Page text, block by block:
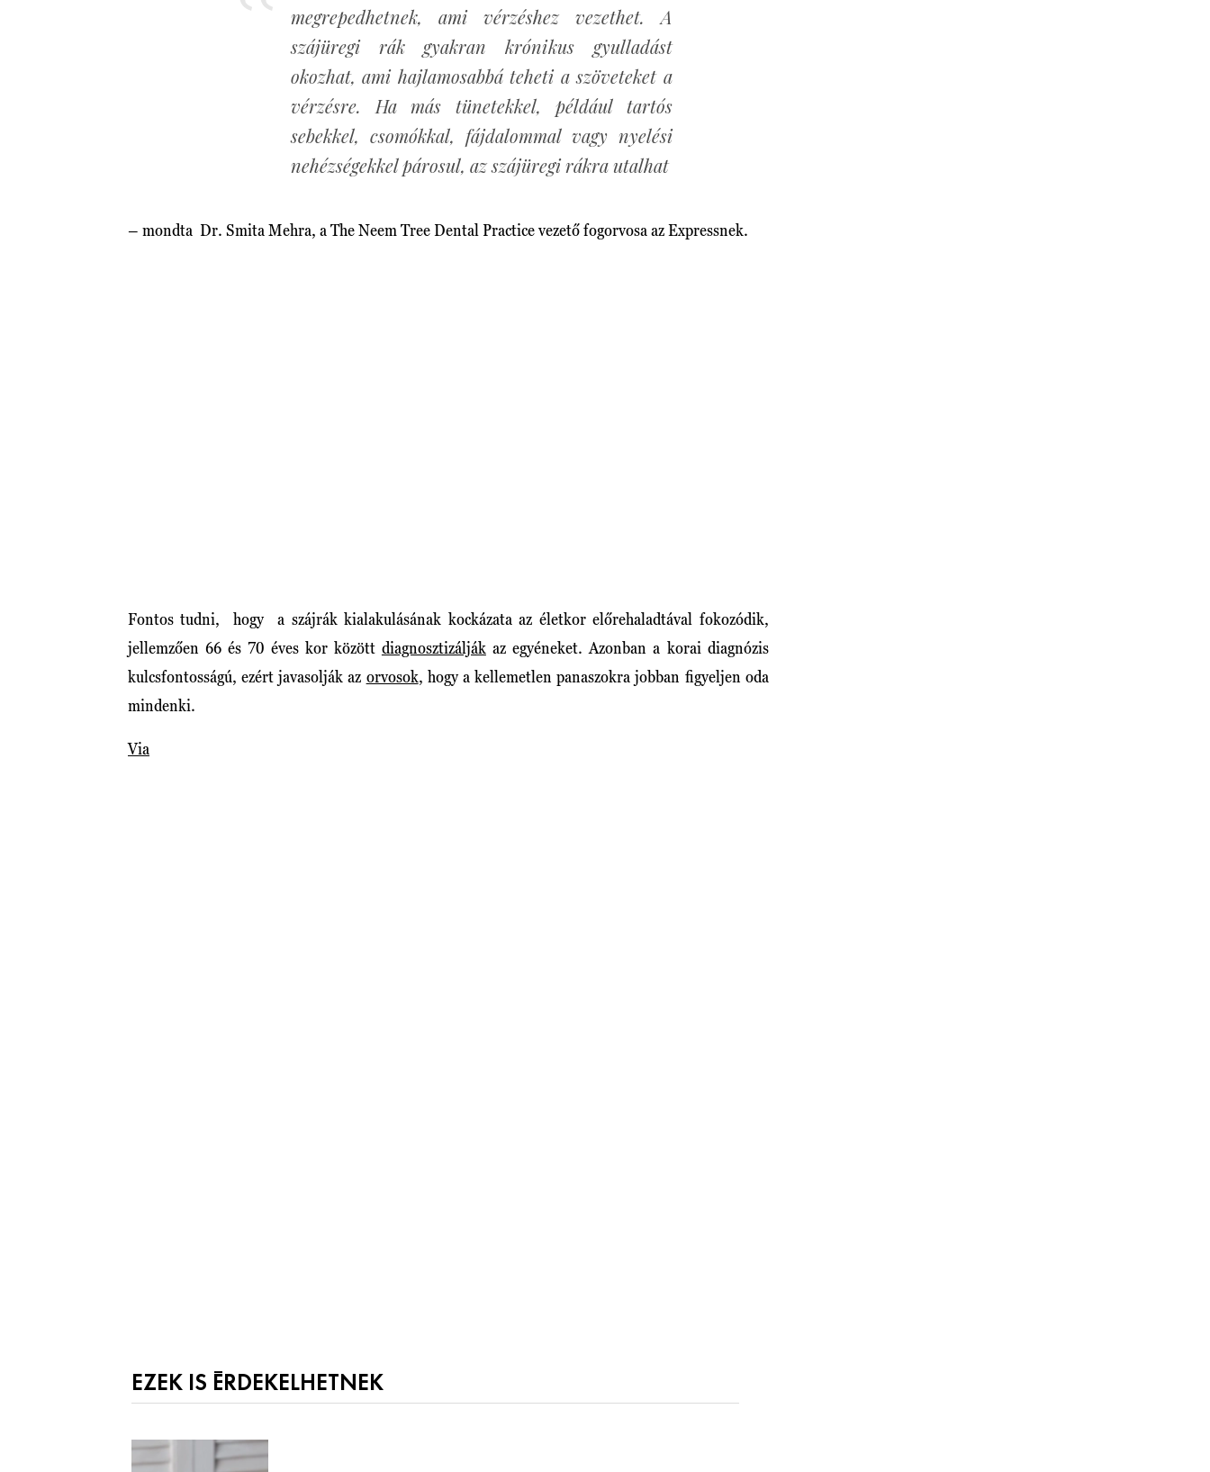
megrepedhetnek, ami vérzéshez vezethet. A
szájüregi rák gyakran krónikus gyulladást
okozhat, ami hajlamosabbá teheti a szöveteket a
vérzésre. Ha más tünetekkel, például tartós
sebekkel, csomókkal, fájdalommal vagy nyelési
nehézségekkel párosul, az szájüregi rákra utalhat
– mondta Dr. Smita Mehra, a The Neem Tree Dental Practice vezető fogorvosa az Expressnek.
Fontos tudni, hogy a szájrák kialakulásának kockázata az életkor előrehaladtával fokozódik,
jellemzően 66 és 70 éves kor között diagnosztizáljákaz egyéneket. Azonban a korai diagnózis
kulcsfontosságú, ezért javasolják az orvosok, hogy a kellemetlen panaszokra jobban figyeljen oda
mindenki.
Via
EZEK IS ÉRDEKELHETNEK